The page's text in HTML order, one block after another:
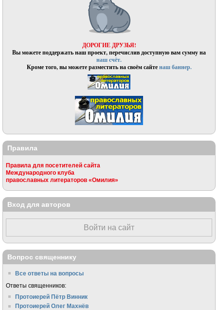
ДОРОГИЕ ДРУЗЬЯ!
Вы можете поддержать наш проект, перечислив доступную вам сумму на
наш счёт.
Кроме того, вы можете разместить на своём сайтенаш баннер.
Правила
Правила для посетителей сайта
Международного клуба
православных литераторов «Омилия»
Вход для авторов
Войти на сайт
Вопрос священнику
Все ответы на вопросы
Ответы священников:
Протоиерей Пётр Винник
Протоиерей Олег Махнёв